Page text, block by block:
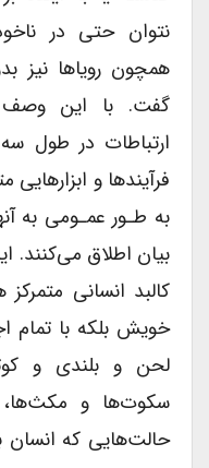
نتوان حتی در
همچون رویاها نیز
گفت. با این وصف
ارتباطات در طول
فرآیندها و ابزارهایی
به طـور عمـومی به
بیان اطلاق می‌کنند.
کالبد انسانی
خویش بلکه با تمام
لحن و بلندی و
سکوت‌ها و
حالت‌هایی که انسان